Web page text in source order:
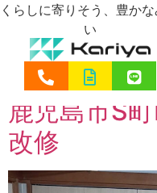
くらしに寄りそう、豊かな
い
カテゴリ
鹿児島市S
改修